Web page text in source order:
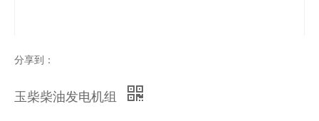
分享到：
玉柴柴油发电机组